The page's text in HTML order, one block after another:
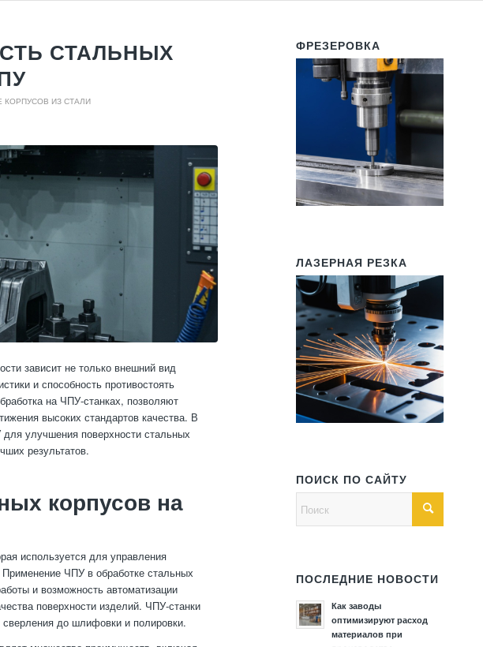
СТАЛЬНЫХ
КОРПУСОВ ИЗ СТАЛИ
зависит не только внешний вид
и способность противостоять
на ЧПУ-станках, позволяют
высоких стандартов качества. В
улучшения поверхности стальных
результатов.
корпусов на
используется для управления
ЧПУ в обработке стальных
и возможность автоматизации
поверхности изделий. ЧПУ-станки
до шлифовки и полировки.
ФРЕЗЕРОВКА
ЛАЗЕРНАЯ РЕЗКА
ПОИСК ПО САЙТУ
ПОСЛЕДНИЕ НОВОСТИ
Как заводы
оптимизируют расход
материалов при